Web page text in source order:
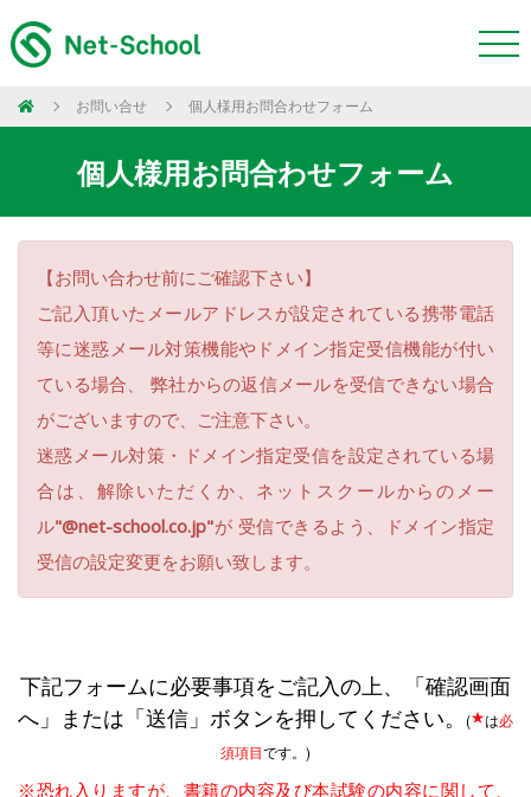
お問い合せ 個人様用お問合わせフォーム
個人様用お問合わせフォーム
【お問い合わせ前にご確認下さい】
ご記入頂いたメールアドレスが設定されている携帯電話
等に迷惑メール対策機能やドメイン指定受信機能が付い
ている場合、 弊社からの返信メールを受信できない場合
がございますので、ご注意下さい。
迷惑メール対策・ドメイン指定受信を設定されている場
合は、解除いただくか、ネットスクールからのメー
ル"@net-school.co.jp"が 受信できるよう、ドメイン指定
受信の設定変更をお願い致します。
下記フォームに必要事項をご記入の上、「確認画面
へ」または「送信」ボタンを押してください。
(★は必
須項目です。)
※恐れ入りますが、書籍の内容及び本試験の内容に関して、